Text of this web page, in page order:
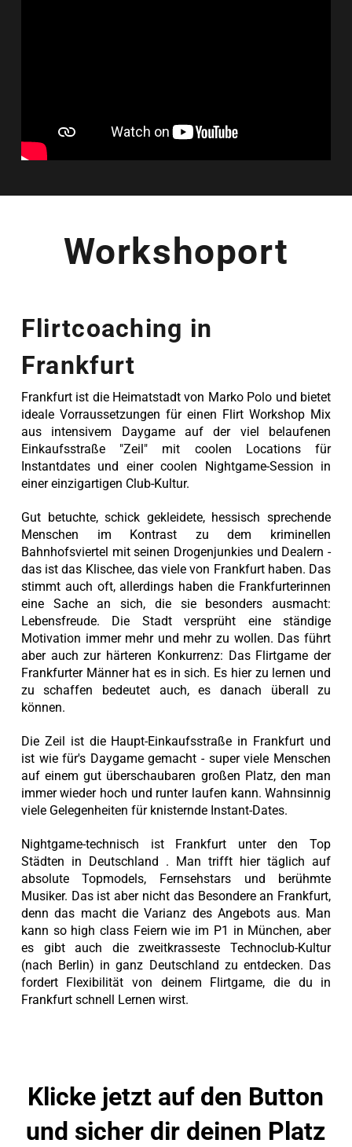
Workshoport
Flirtcoaching in
Frankfurt
Frankfurt ist die Heimatstadt von Marko Polo und bietet
ideale Vorraussetzungen für einen Flirt Workshop Mix
aus intensivem Daygame auf der viel belaufenen
Einkaufsstraße "Zeil" mit coolen Locations für
Instantdates und einer coolen Nightgame-Session in
einer einzigartigen Club-Kultur.
Gut betuchte, schick gekleidete, hessisch sprechende
Menschen im Kontrast zu dem kriminellen
Bahnhofsviertel mit seinen Drogenjunkies und Dealern -
das ist das Klischee, das viele von Frankfurt haben. Das
stimmt auch oft, allerdings haben die Frankfurterinnen
eine Sache an sich, die sie besonders ausmacht:
Lebensfreude. Die Stadt versprüht eine ständige
Motivation immer mehr und mehr zu wollen. Das führt
aber auch zur härteren Konkurrenz: Das Flirtgame der
Frankfurter Männer hat es in sich. Es hier zu lernen und
zu schaffen bedeutet auch, es danach überall zu
können.
Die Zeil ist die Haupt-Einkaufsstraße in Frankfurt und
ist wie für's Daygame gemacht - super viele Menschen
auf einem gut überschaubaren großen Platz, den man
immer wieder hoch und runter laufen kann. Wahnsinnig
viele Gelegenheiten für knisternde Instant-Dates.
Nightgame-technisch ist Frankfurt unter den Top
Städten in Deutschland . Man trifft hier täglich auf
absolute Topmodels, Fernsehstars und berühmte
Musiker. Das ist aber nicht das Besondere an Frankfurt,
denn das macht die Varianz des Angebots aus. Man
kann so high class Feiern wie im P1 in München, aber
es gibt auch die zweitkrasseste Technoclub-Kultur
(nach Berlin) in ganz Deutschland zu entdecken. Das
fordert Flexibilität von deinem Flirtgame, die du in
Frankfurt schnell Lernen wirst.
Klicke jetzt auf den Button
und sicher dir deinen Platz